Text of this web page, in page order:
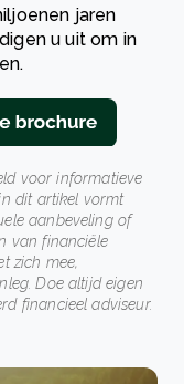
jaren
u uit om in
voor informatieve
dit artikel vormt
aanbeveling of
van financiële
zich mee,
Doe altijd eigen
financieel adviseur.